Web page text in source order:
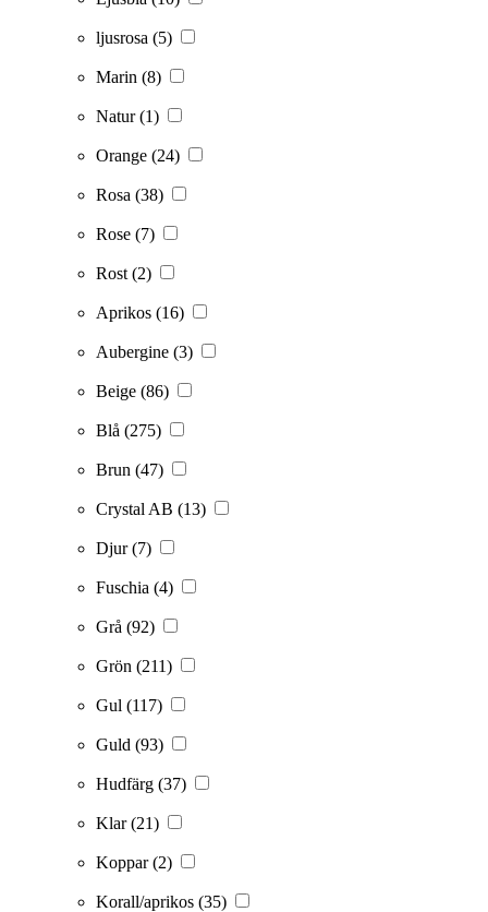
ljusrosa (5)
Marin (8)
Natur(1)
Orange (24)
Rosa (38)
Rose (7)
Rost (2)
Aprikos (16)
Aubergine (3)
Beige (86)
Blå (275)
Brun (47)
Crystal AB (13)
Djur(7)
Fuschia (4)
Grå (92)
Grön (211)
Gul (117)
Guld (93)
Hudfärg (37)
Klar(21)
Koppar(2)
Korall/aprikos (35)